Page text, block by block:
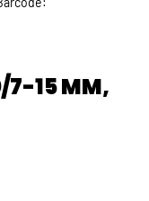
7-15 MM,